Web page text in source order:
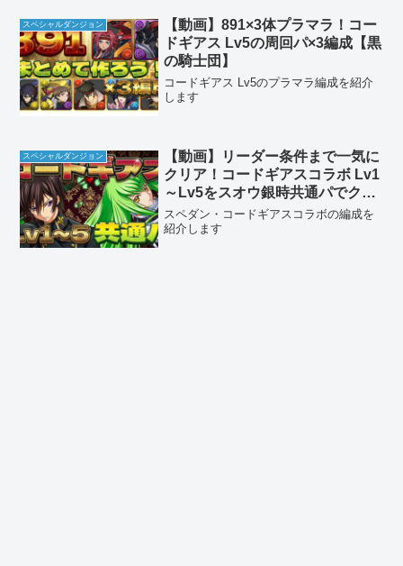
スペシャルダンジョン
【動画】891×3体プラマラ！コー
ドギアス Lv5の周回パ×3編成【黒
の騎士団】
コードギアス Lv5のプラマラ編成を紹介
します
スペシャルダンジョン
【動画】リーダー条件まで一気に
クリア！コードギアスコラボ Lv1
～Lv5をスオウ銀時共通パでクリ
ア
スペダン・コードギアスコラボの編成を
紹介します